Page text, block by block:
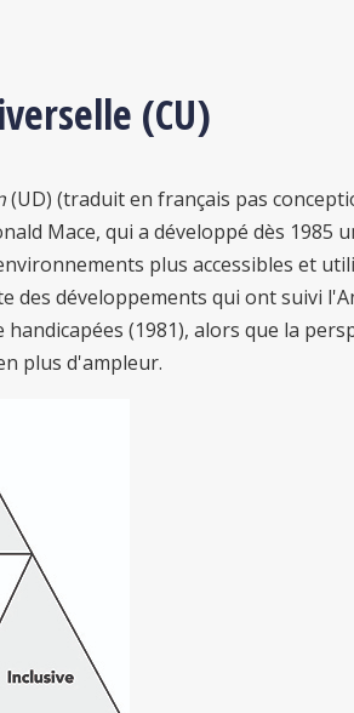
(CU)
(UD) (traduit en français pas
Mace, qui a développé dès 1985
plus accessibles et
des développements qui ont suivi
(1981), alors que la
plus d'ampleur.